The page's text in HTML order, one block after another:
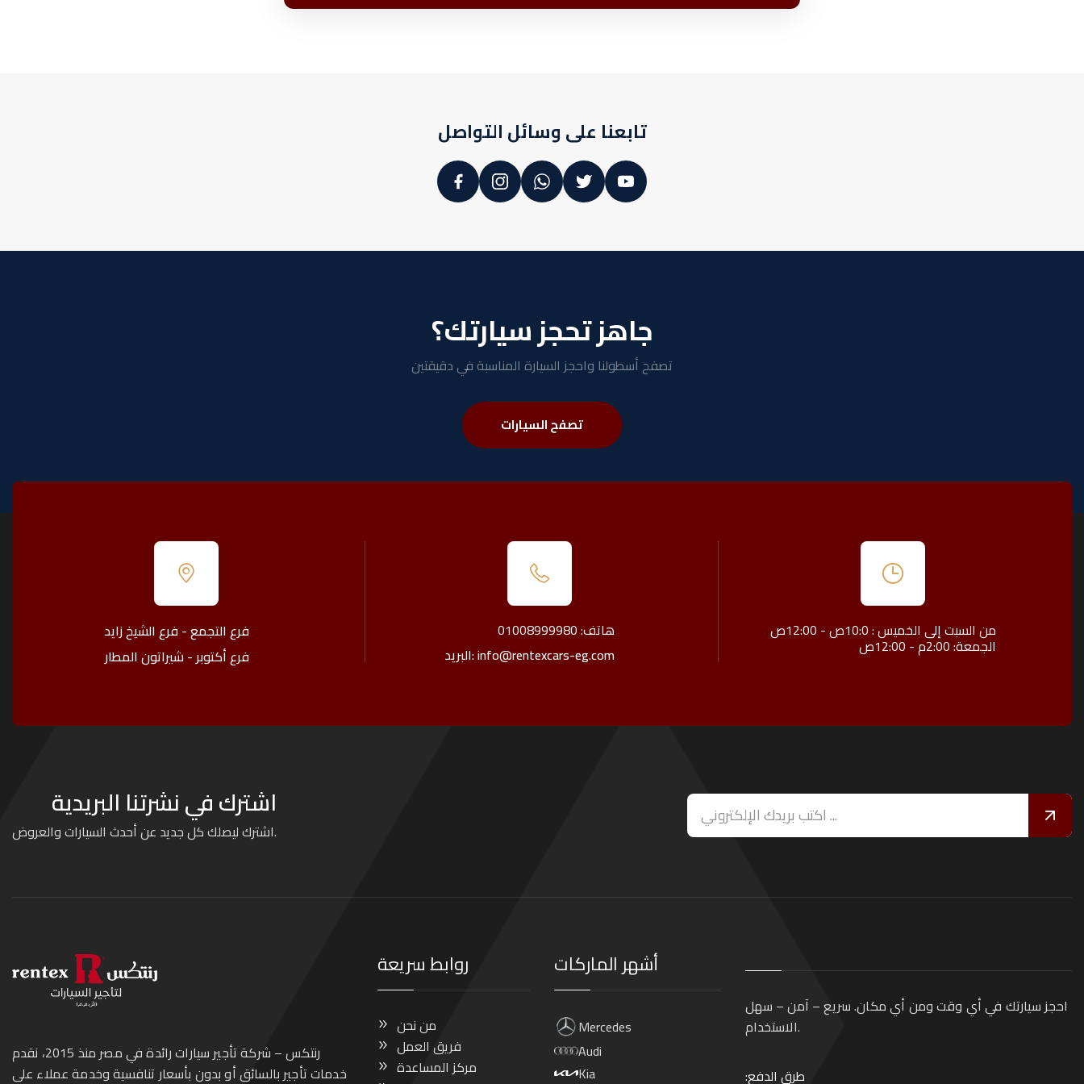
تابعنا على وسائل التواصل
جاهز تحجز سيارتك؟
تصفح أسطولنا واحجز السيارة المناسبة في دقيقتين
تصفح السيارات
فرع التجمع - فرع الشيخ زايد
فرع أكتوبر - شيراتون المطار
هاتف: 01008999980
البريد: info@rentexcars-eg.com
من السبت إلى الخميس : 10:0ص - 12:00ص
الجمعة: 2:00م - 12:00ص
اشترك في نشرتنا البريدية
اشترك ليصلك كل جديد عن أحدث السيارات والعروض.
رنتكس – شركة تأجير سيارات رائدة في مصر منذ 2015، نقدم
خدمات تأجير بالسائق أو بدون بأسعار تنافسية وخدمة عملاء على
روابط سريعة
من نحن
فريق العمل
مركز المساعدة
أشهر الماركات
Mercedes
Audi
Kia
احجز سيارتك في أي وقت ومن أي مكان. سريع – آمن – سهل
الاستخدام.
طرق الدفع: